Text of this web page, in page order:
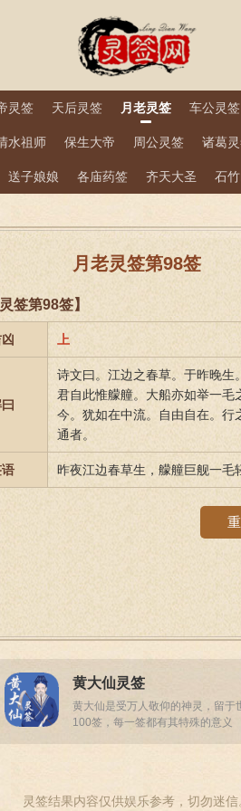
灵签 天后灵签 月老灵签 车公灵签
水祖师 保生大帝 周公灵签 诸葛
送子娘娘 各庙药签 齐天大圣 石
月老灵签第98签
签第98签】
上
诗文曰。江边之春草。于昨晚生
君自此惟艨艟。大船亦如举一
今。犹如在中流。自由自在。
通者。
昨夜江边春草生，艨艟巨舰一毛
黄大仙灵签
黄大仙是受万人敬仰的神灵，留于
100签，每一签都有其特殊的意义
灵签结果内容仅供娱乐参考，切勿迷信